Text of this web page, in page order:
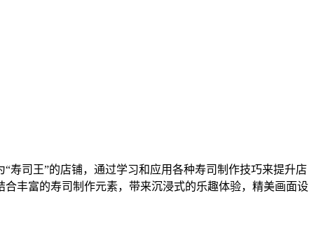
寿司王”的店铺，通过学习和应用各种寿司制作技巧来提升店
丰富的寿司制作元素，带来沉浸式的乐趣体验，精美画面设